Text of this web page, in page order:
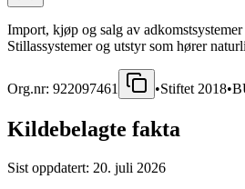
Import, kjøp og salg av
Stillassystemer og utstyr som hører
Org.nr: 922097461 •Stiftet 2018•
Kildebelagte fakta
Sist oppdatert: 20. juli 2026